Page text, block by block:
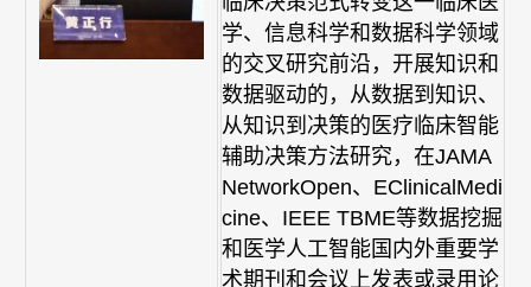
学、信息科学和数据科学领域
的交叉研究前沿，开展知识和
数据驱动的，从数据到知识、
从知识到决策的医疗临床智能
辅助决策方法研究，在JAMA
NetworkOpen、EClinicalMedi
cine、IEEE TBME等数据挖掘
和医学人工智能国内外重要学
术期刊和会议上发表或录用论